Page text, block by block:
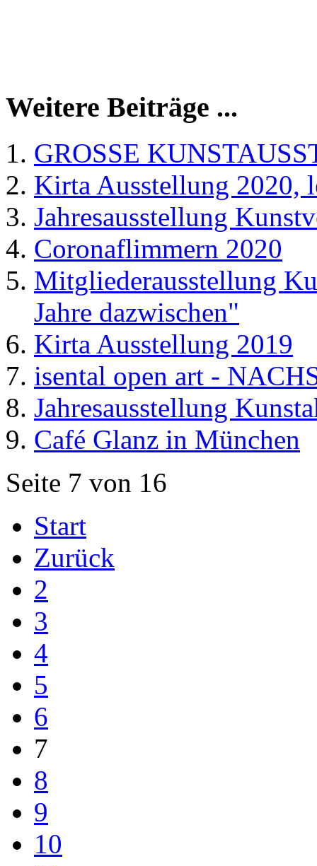
Weitere Beiträge ...
GROSSE
Kirta Ausstellung 2020,
Jahresausstellung
Coronaflimmern 2020
Mitgliederausstellung
Jahre dazwischen"
Kirta Ausstellung 2019
isental open art -
Jahresausstellung
Café Glanz in München
Seite 7 von 16
Start
Zurück
2
3
4
5
6
7
8
9
10